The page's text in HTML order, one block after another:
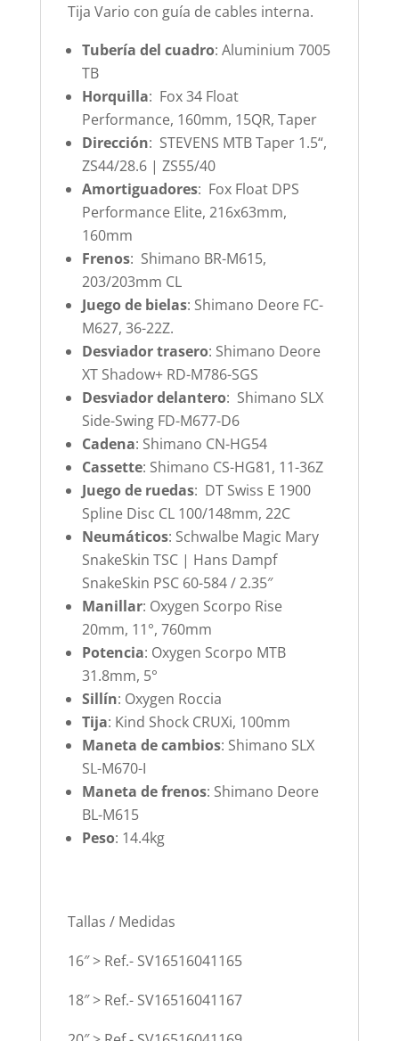
Tija Vario con guía de cables interna.
Tubería del cuadro: Aluminium 7005
TB
Horquilla: Fox 34 Float
Performance, 160mm, 15QR, Taper
Dirección: STEVENS MTB Taper 1.5“,
ZS44/28.6 | ZS55/40
Amortiguadores: Fox Float DPS
Performance Elite, 216x63mm,
160mm
Frenos: Shimano BR-M615,
203/203mm CL
Juego de bielas: Shimano Deore FC-
M627, 36-22Z.
Desviador trasero: Shimano Deore
XT Shadow+ RD-M786-SGS
Desviador delantero: Shimano SLX
Side-Swing FD-M677-D6
Cadena: Shimano CN-HG54
Cassette: Shimano CS-HG81, 11-36Z
Juego de ruedas: DT Swiss E 1900
Spline Disc CL 100/148mm, 22C
Neumáticos: Schwalbe Magic Mary
SnakeSkin TSC | Hans Dampf
SnakeSkin PSC 60-584 / 2.35″
Manillar: Oxygen Scorpo Rise
20mm, 11°, 760mm
Potencia: Oxygen Scorpo MTB
31.8mm, 5°
Sillín: Oxygen Roccia
Tija: Kind Shock CRUXi, 100mm
Maneta de cambios: Shimano SLX
SL-M670-I
Maneta de frenos: Shimano Deore
BL-M615
Peso: 14.4kg
Tallas / Medidas
16″ > Ref.- SV16516041165
18″ > Ref.- SV16516041167